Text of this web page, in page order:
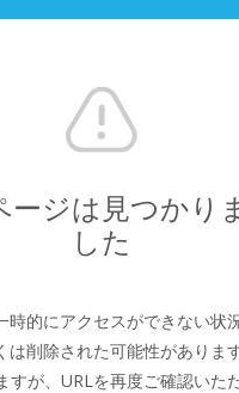
ージは見つかり
した
的にアクセスができない状
は削除された可能性があります
すが、URLを再度ご確認いただ